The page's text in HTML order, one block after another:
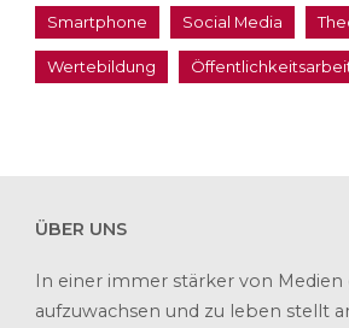
Smartphone Social Media
Wertebildung
ÜBER UNS
In einer immer stärker von
aufzuwachsen und zu leben stellt